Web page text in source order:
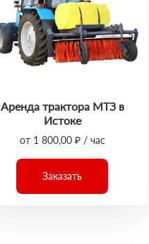
Аренда трактора МТЗ в
Истоке
от 1 800,00 ₽ / час
Заказать